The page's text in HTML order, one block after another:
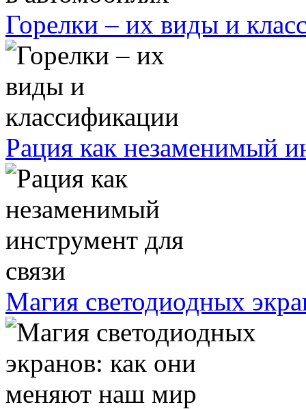
Горелки – их виды и
Рация как незаменимый
Магия светодиодных